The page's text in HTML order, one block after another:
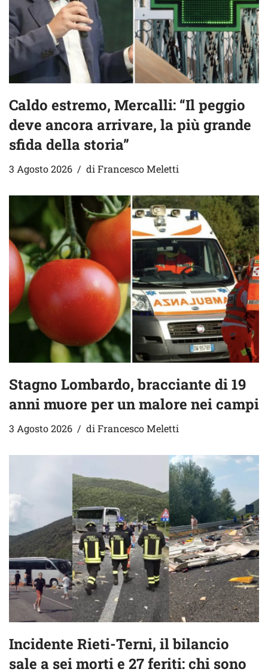
Caldo estremo, Mercalli: “Il peggio
deve ancora arrivare, la più grande
sfida della storia”
3 Agosto 2026 diFrancesco Meletti
Stagno Lombardo, bracciante di 19
anni muore per un malore nei campi
3 Agosto 2026 di Francesco Meletti
Incidente Rieti-Terni, il bilancio
sale a sei morti e 27 feriti: chi sono